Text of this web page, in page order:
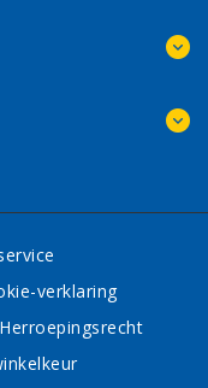
verklaring
Herroepingsrecht